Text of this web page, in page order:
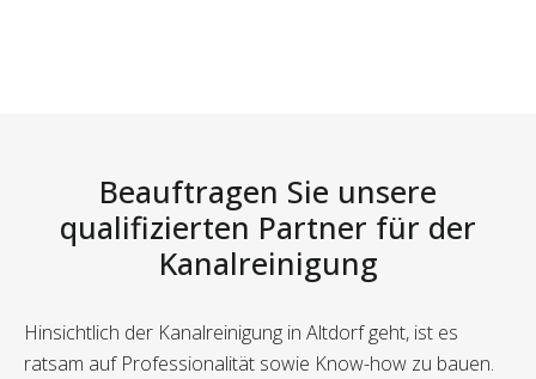
Beauftragen Sie unsere
qualifizierten Partner für der
Kanalreinigung
Hinsichtlich der Kanalreinigung in Altdorf geht, ist es
ratsam auf Professionalität sowie Know-how zu bauen.